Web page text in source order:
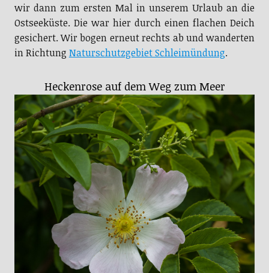
wir dann zum ersten Mal in unserem Urlaub an die
Ostseeküste. Die war hier durch einen flachen Deich
gesichert. Wir bogen erneut rechts ab und wanderten
in Richtung Naturschutzgebiet Schleimündung.
Heckenrose auf dem Weg zum Meer